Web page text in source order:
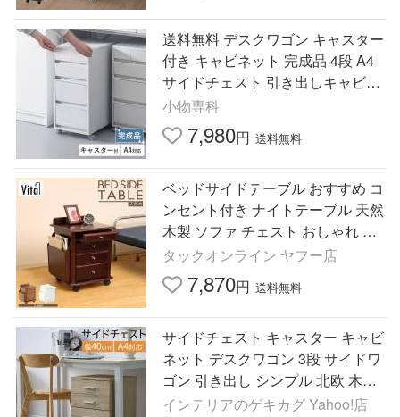
送料無料 デスクワゴン キャスター
付き キャビネット 完成品 4段 A4
サイドチェスト 引き出しキャビネ
ット 引き出し ファイル 収納 書類
収納 霜山 爆買
小物専科
7,980円 送料無料
ベッドサイドテーブル おすすめ コ
ンセント付き ナイトテーブル 天然
木製 ソファ チェスト おしゃれ 引
き出し マガジンラック キャスター
ベッドワゴン 倉出し
タックオンライン ヤフー店
7,870円 送料無料
サイドチェスト キャスター キャビ
ネット デスクワゴン 3段 サイドワ
ゴン 引き出し シンプル 北欧 木製
デスク下 整理整頓 A4サイズ 収納
インテリアのゲキカグ Yahoo!店